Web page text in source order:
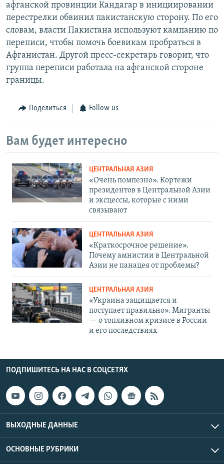
афганской провинции Кандагар в инициировании
перестрелки обвинил пакистанскую сторону. По его
словам, власти Пакистана используют кампанию по
переписи, чтобы помочь боевикам пробраться в
Афганистан. Другой пресс-секретарь говорит, что
группа переписи работала на афганской стороне
границы.
Поделиться Follow us
Вам будет интересно
ЦЕНТРАЛЬНАЯ АЗИЯ
«Очень помпезно». Кортежи
президентов в Центральной Азии
и эксцессы, которые с ними
связывают
ЦЕНТРАЛЬНАЯ АЗИЯ
«Краткосрочное решение».
Почему амнистии в Центральной
Азии не панацея от проблемы?
ЦЕНТРАЛЬНАЯ АЗИЯ
«Украина защищается и
поступает правильно». Мигранты
— о топливном кризисе в России
и его последствиях
ПОДПИШИТЕСЬ НА НАС В СОЦСЕТЯХ
ВЫХОДНЫЕ ДАННЫЕ
ОСНОВНЫЕ РУБРИКИ